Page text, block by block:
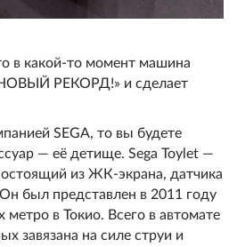
в какой-то момент машина
РЕКОРД!» и сделает
SEGA, то вы будете
— её детище. Sega Toylet —
из ЖК-экрана, датчика
был представлен в 2011 году
метро в Токио. Всего в автомате
завязана на силе струи и